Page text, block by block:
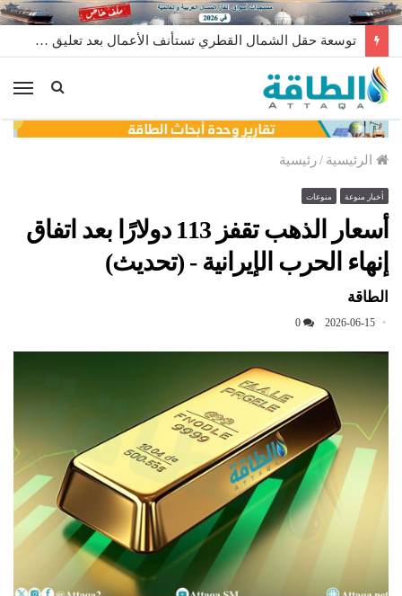
توسعة حقل الشمال القطري تستأنف الأعمال بعد تعليق مؤقت
الرئيسية /رئيسية
أخبار منوعة منوعات
أسعار الذهب تقفز 113 دولارًا بعد اتفاق
إنهاء الحرب الإيرانية - (تحديث)
الطاقة
2026-06-15
0